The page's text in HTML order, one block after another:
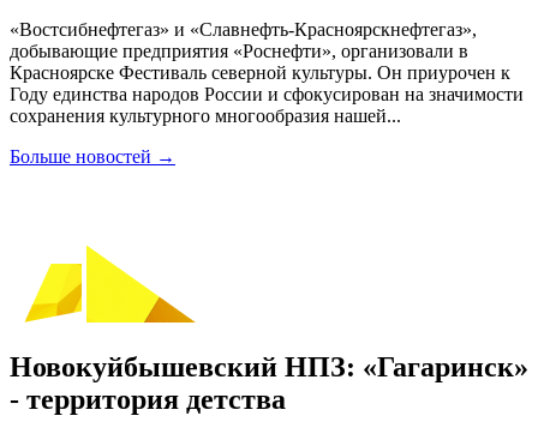
«Востсибнефтегаз» и «Славнефть-Красноярскнефтегаз»,
добывающие предприятия «Роснефти», организовали в
Красноярске Фестиваль северной культуры. Он приурочен к
Году единства народов России и сфокусирован на значимости
сохранения культурного многообразия нашей...
Больше новостей →
Новокуйбышевский НПЗ: «Гагаринск»
- территория детства